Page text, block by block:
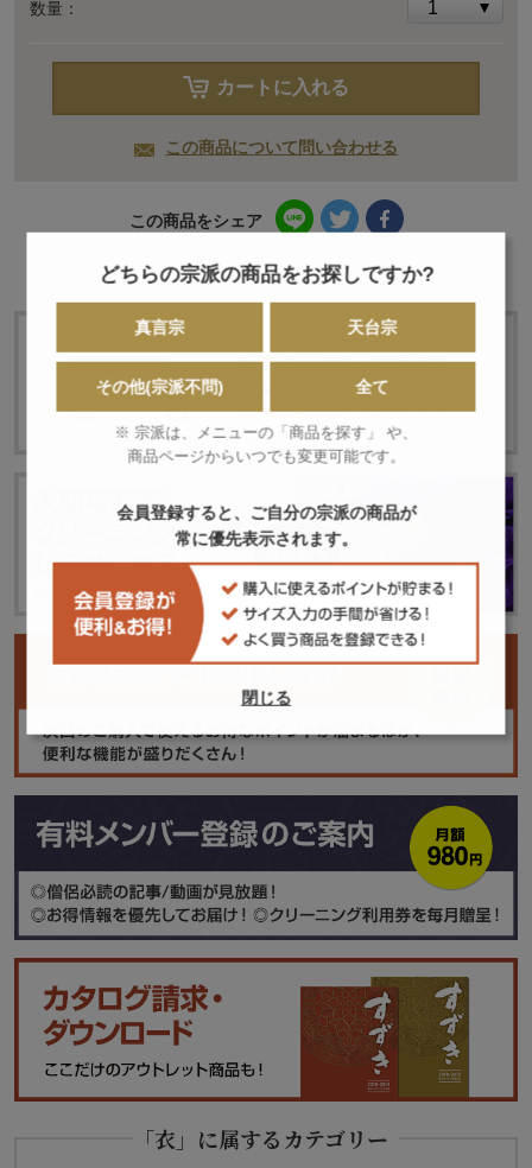
数量：
カートに入れる
この商品について問い合わせる
この商品をシェア
「衣」に属するカテゴリー
どちらの宗派の商品をお探しですか?
真言宗 天台宗
その他(宗派不問) 全て
※ 宗派は、メニューの「商品を探す」 や、
商品ページからいつでも変更可能です。
会員登録すると、ご自分の宗派の商品が
常に優先表示されます。
閉じる